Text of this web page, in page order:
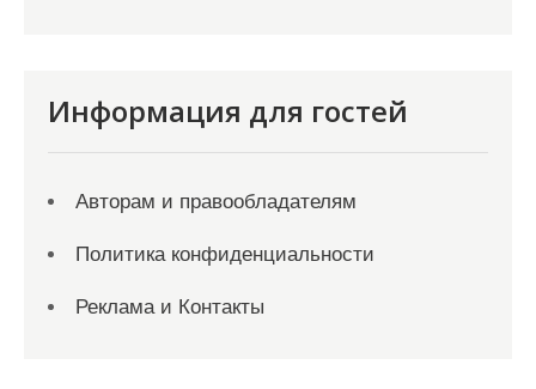
Информация для гостей
Авторам и правообладателям
Политика конфиденциальности
Реклама и Контакты